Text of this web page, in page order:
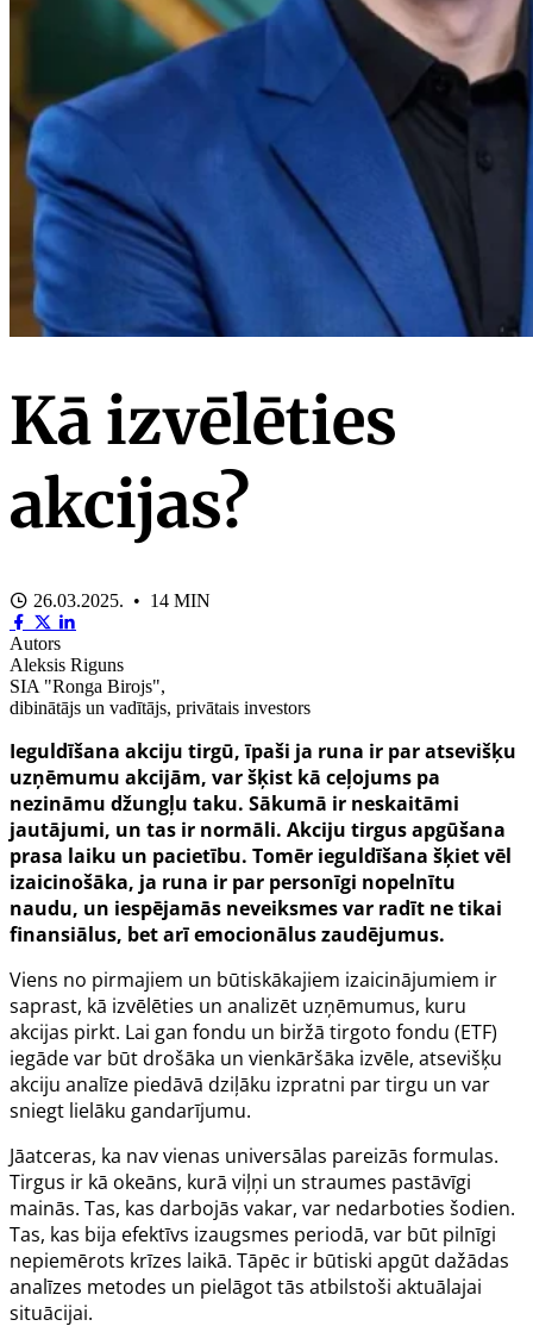
Kā izvēlēties
akcijas?
26.03.2025. • 14 MIN
Autors
Aleksis Riguns
SIA "Ronga Birojs",
dibinātājs un vadītājs, privātais investors
Ieguldīšana akciju tirgū, īpaši ja runa ir par atsevišķu
uzņēmumu akcijām, var šķist kā ceļojums pa
nezināmu džungļu taku. Sākumā ir neskaitāmi
jautājumi, un tas ir normāli. Akciju tirgus apgūšana
prasa laiku un pacietību. Tomēr ieguldīšana šķiet vēl
izaicinošāka, ja runa ir par personīgi nopelnītu
naudu, un iespējamās neveiksmes var radīt ne tikai
finansiālus, bet arī emocionālus zaudējumus.
Viens no pirmajiem un būtiskākajiem izaicinājumiem ir
saprast, kā izvēlēties un analizēt uzņēmumus, kuru
akcijas pirkt. Lai gan fondu un biržā tirgoto fondu (ETF)
iegāde var būt drošāka un vienkāršāka izvēle, atsevišķu
akciju analīze piedāvā dziļāku izpratni par tirgu un var
sniegt lielāku gandarījumu.
Jāatceras, ka nav vienas universālas pareizās formulas.
Tirgus ir kā okeāns, kurā viļņi un straumes pastāvīgi
mainās. Tas, kas darbojās vakar, var nedarboties šodien.
Tas, kas bija efektīvs izaugsmes periodā, var būt pilnīgi
nepiemērots krīzes laikā. Tāpēc ir būtiski apgūt dažādas
analīzes metodes un pielāgot tās atbilstoši aktuālajai
situācijai.